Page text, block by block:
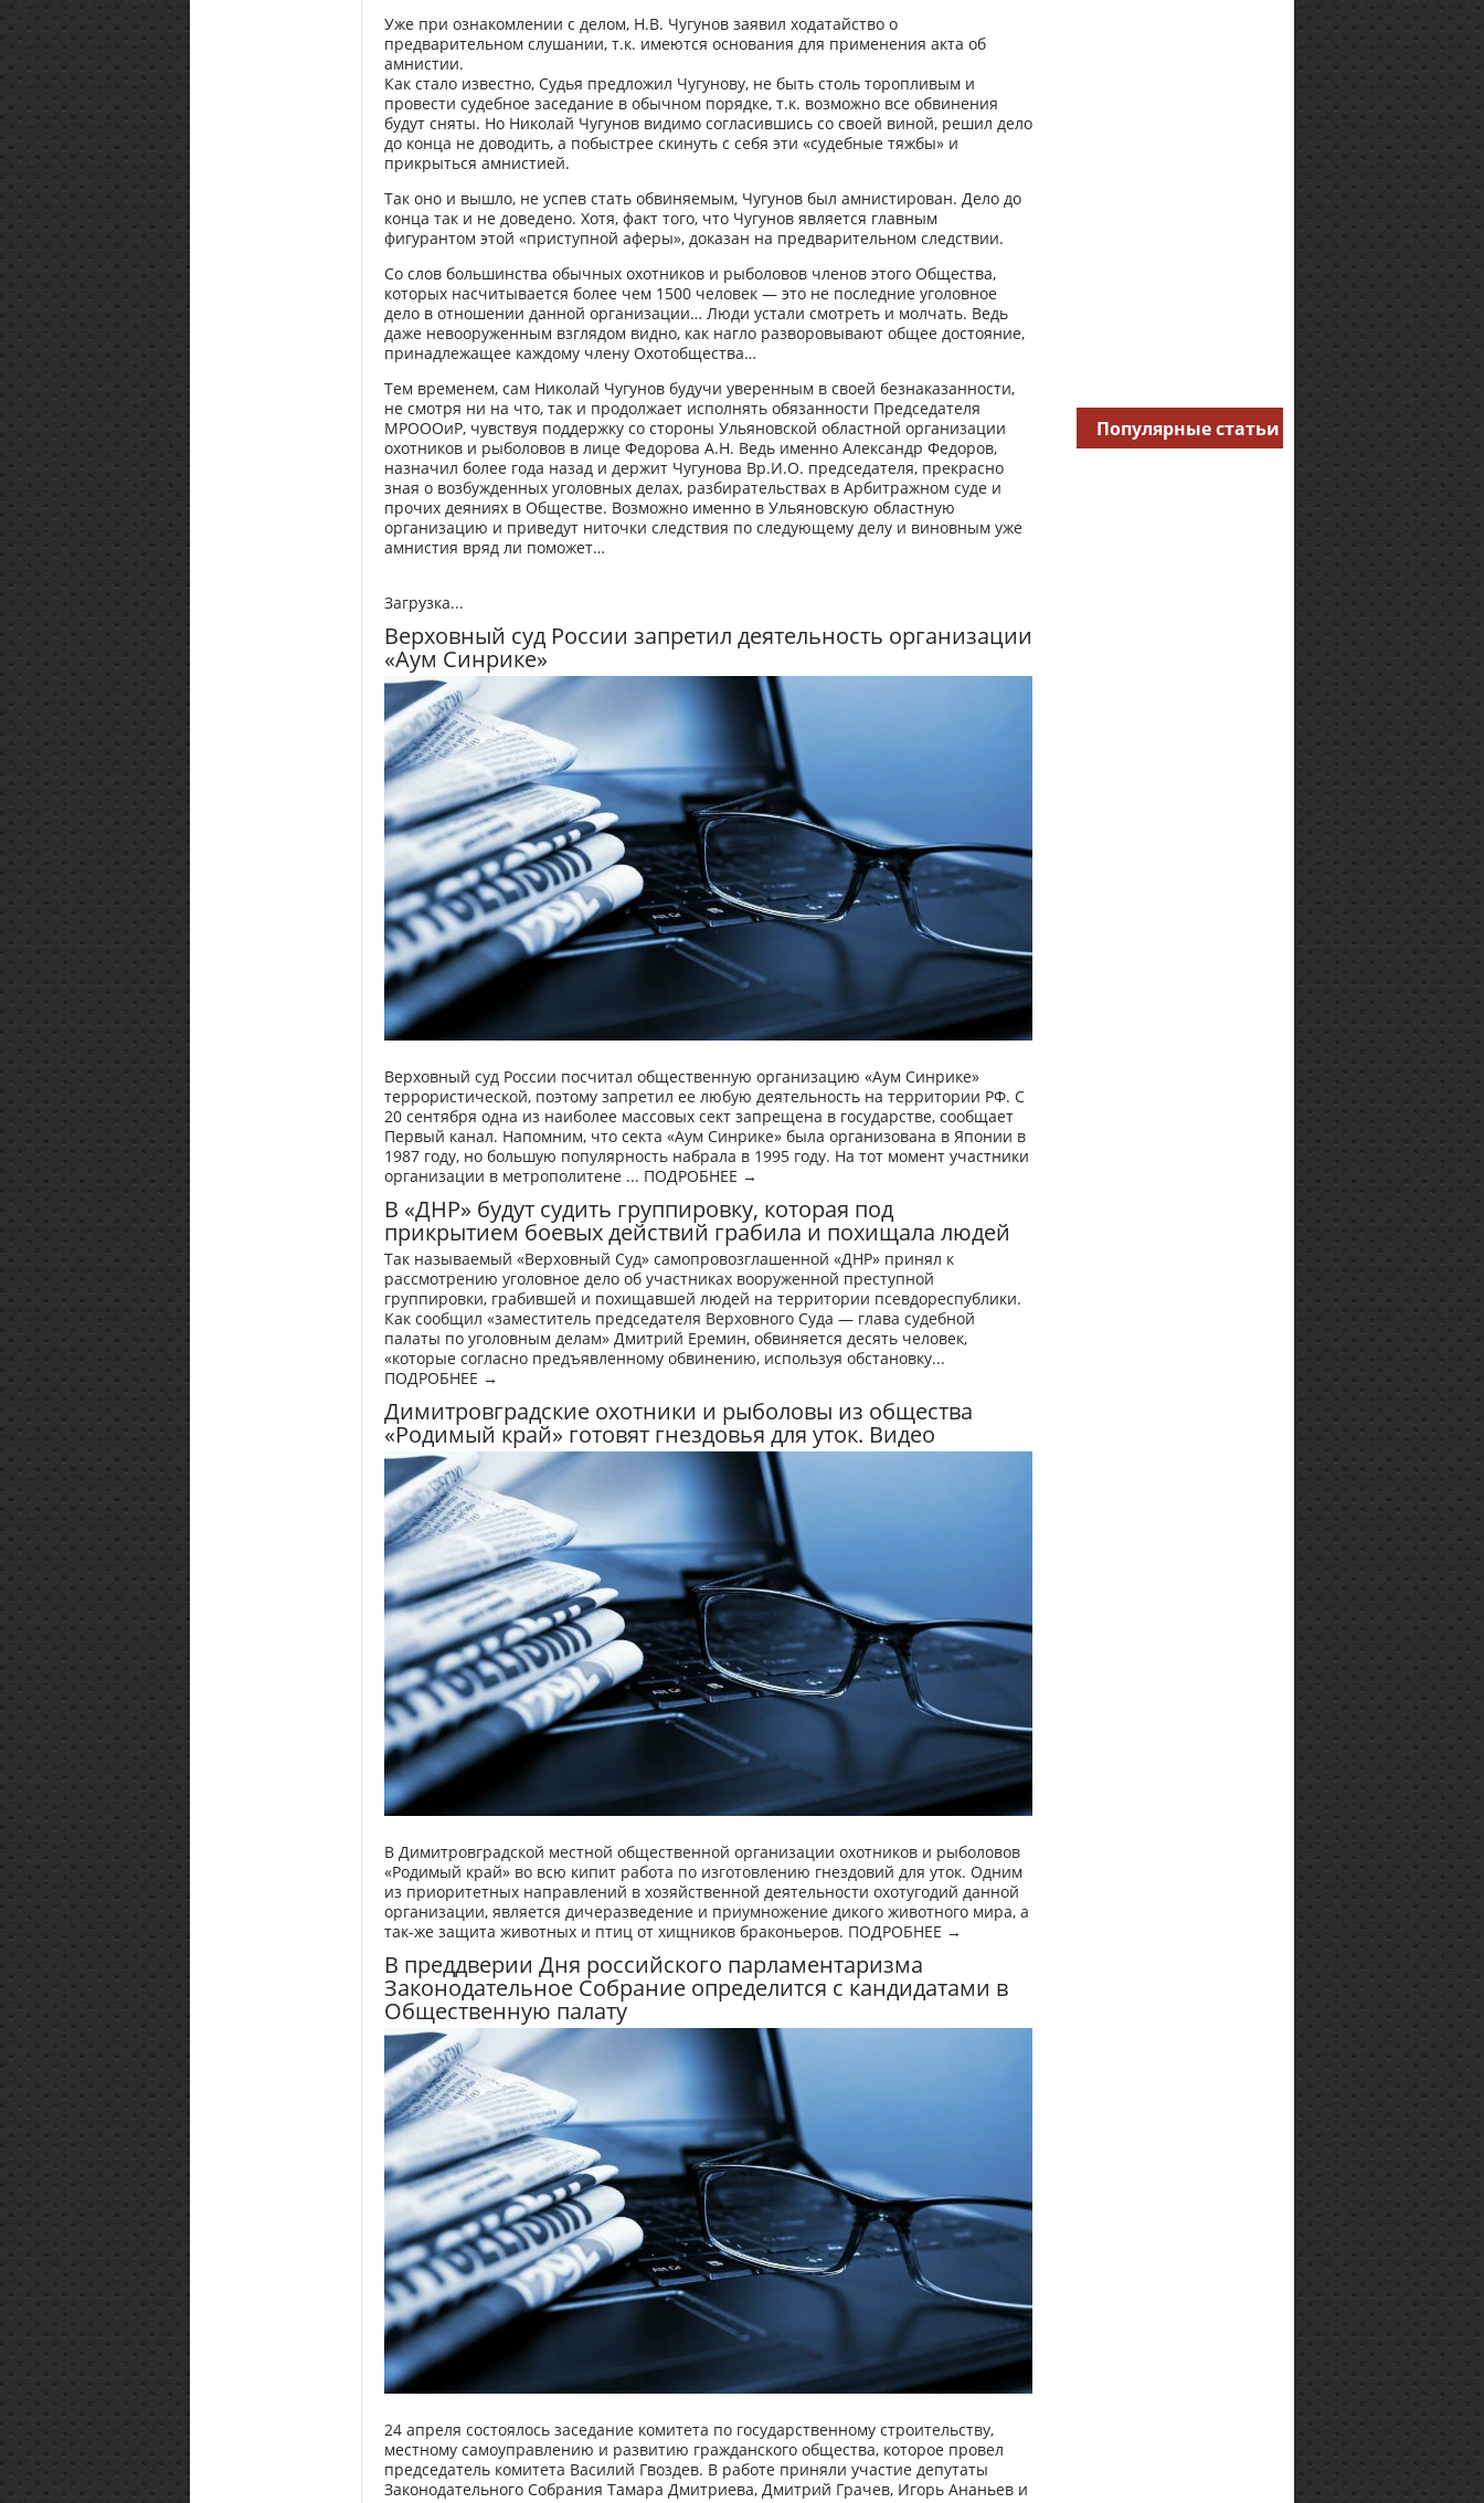
Уже при ознакомлении с делом, Н.В. Чугунов заявил ходатайство о
предварительном слушании, т.к. имеются основания для применения акта об
амнистии.
Как стало известно, Судья предложил Чугунову, не быть столь торопливым и
провести судебное заседание в обычном порядке, т.к. возможно все обвинения
будут сняты. Но Николай Чугунов видимо согласившись со своей виной, решил дело
до конца не доводить, а побыстрее скинуть с себя эти «судебные тяжбы» и
прикрыться амнистией.
Так оно и вышло, не успев стать обвиняемым, Чугунов был амнистирован. Дело до
конца так и не доведено. Хотя, факт того, что Чугунов является главным
фигурантом этой «приступной аферы», доказан на предварительном следствии.
Со слов большинства обычных охотников и рыболовов членов этого Общества,
которых насчитывается более чем 1500 человек — это не последние уголовное
дело в отношении данной организации… Люди устали смотреть и молчать. Ведь
даже невооруженным взглядом видно, как нагло разворовывают общее достояние,
принадлежащее каждому члену Охотобщества…
Тем временем, сам Николай Чугунов будучи уверенным в своей безнаказанности,
не смотря ни на что, так и продолжает исполнять обязанности Председателя
МРОООиР, чувствуя поддержку со стороны Ульяновской областной организации
охотников и рыболовов в лице Федорова А.Н. Ведь именно Александр Федоров,
назначил более года назад и держит Чугунова Вр.И.О. председателя, прекрасно
зная о возбужденных уголовных делах, разбирательствах в Арбитражном суде и
прочих деяниях в Обществе. Возможно именно в Ульяновскую областную
организацию и приведут ниточки следствия по следующему делу и виновным уже
амнистия вряд ли поможет…
Загрузка...
Верховный суд России запретил деятельность организации
«Аум Синрике»
Верховный суд России посчитал общественную организацию «Аум Синрике»
террористической, поэтому запретил ее любую деятельность на территории РФ. С
20 сентября одна из наиболее массовых сект запрещена в государстве, сообщает
Первый канал. Напомним, что секта «Аум Синрике» была организована в Японии в
1987 году, но большую популярность набрала в 1995 году. На тот момент участники
организации в метрополитене ... ПОДРОБНЕЕ →
В «ДНР» будут судить группировку, которая под
прикрытием боевых действий грабила и похищала людей
Так называемый «Верховный Суд» самопровозглашенной «ДНР» принял к
рассмотрению уголовное дело об участниках вооруженной преступной
группировки, грабившей и похищавшей людей на территории псевдореспублики.
Как сообщил «заместитель председателя Верховного Суда — глава судебной
палаты по уголовным делам» Дмитрий Еремин, обвиняется десять человек,
«которые согласно предъявленному обвинению, используя обстановку...
ПОДРОБНЕЕ →
Димитровградские охотники и рыболовы из общества
«Родимый край» готовят гнездовья для уток. Видео
В Димитровградской местной общественной организации охотников и рыболовов
«Родимый край» во всю кипит работа по изготовлению гнездовий для уток. Одним
из приоритетных направлений в хозяйственной деятельности охотугодий данной
организации, является дичеразведение и приумножение дикого животного мира, а
так-же защита животных и птиц от хищников браконьеров. ПОДРОБНЕЕ →
В преддверии Дня российского парламентаризма
Законодательное Собрание определится с кандидатами в
Общественную палату
24 апреля состоялось заседание комитета по государственному строительству,
местному самоуправлению и развитию гражданского общества, которое провел
председатель комитета Василий Гвоздев. В работе приняли участие депутаты
Законодательного Собрания Тамара Дмитриева, Дмитрий Грачев, Игорь Ананьев и
Популярные статьи